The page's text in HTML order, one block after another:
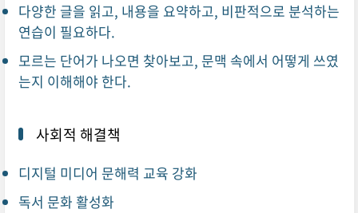
다양한 글을 읽고, 내용을 요약하고, 비판적으로 분석하는
연습이 필요하다.
모르는 단어가 나오면 찾아보고, 문맥 속에서 어떻게 쓰였
는지 이해해야 한다.
사회적 해결책
디지털 미디어 문해력 교육 강화
독서 문화 활성화